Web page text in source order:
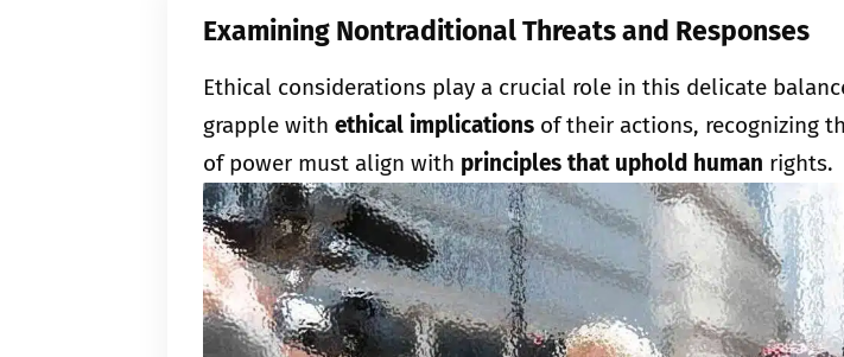
Examining Nontraditional Threats and Responses
Ethical considerations play a crucial role in this delicate
grapple withethical implications of their actions, recognizing
of power must align with principles that uphold human rights.